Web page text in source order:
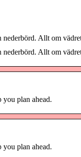
nederbörd. Allt om
nederbörd. Allt om
plan ahead.
plan ahead.